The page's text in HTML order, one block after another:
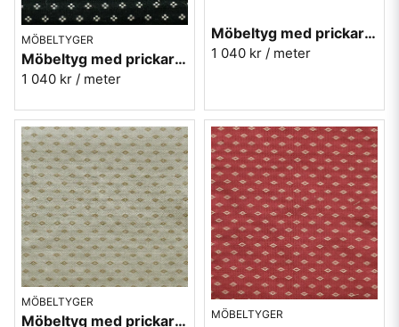
MÖBELTYGER
Möbeltyg med prickar - Meliss nr.99 svart
1 040 kr / meter
Möbeltyg med prickar - Meliss nr.10 gul
1 040 kr / meter
MÖBELTYGER
Möbeltyg med prickar - Orion nr.01 beige MÖBELTYGER